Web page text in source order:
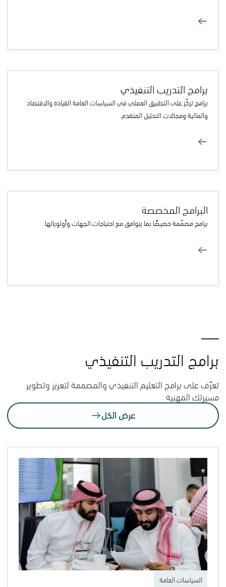
الأخبار و الفعاليات
الوظائف
برامج التدريب التنفيذي
برامج تركّز على التطبيق العملي في السياسات العامة القيادة والاقتصاد
والمالية ومجالات التحليل المتقدم.
البرامج المخصصة
برامج مصمّمة خصيصًا بما يتوافق مع احتياجات الجهات وأولوياتها.
برامج التدريب التنفيذي
تعرّف على برامج التعليم التنفيذي والمصممة لتعزيز وتطوير
مسيرتك المهنية
عرض الكل
السياسات العامة